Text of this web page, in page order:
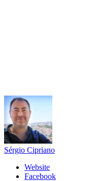
Sérgio Cipriano
Website
Facebook